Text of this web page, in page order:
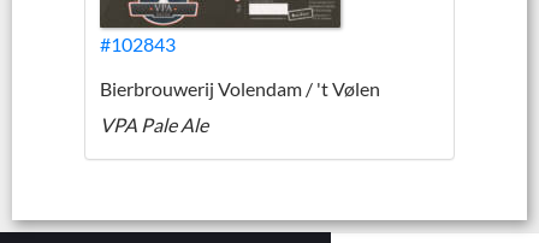
#102843
Bierbrouwerij Volendam / 't Vølen
VPA Pale Ale